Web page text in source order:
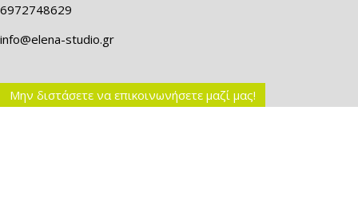
6972748629
info@elena-studio.gr
Μην διστάσετε να επικοινωνήσετε μαζί μας!